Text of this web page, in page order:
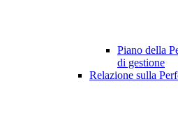
Piano della
di gestione
Relazione sulla